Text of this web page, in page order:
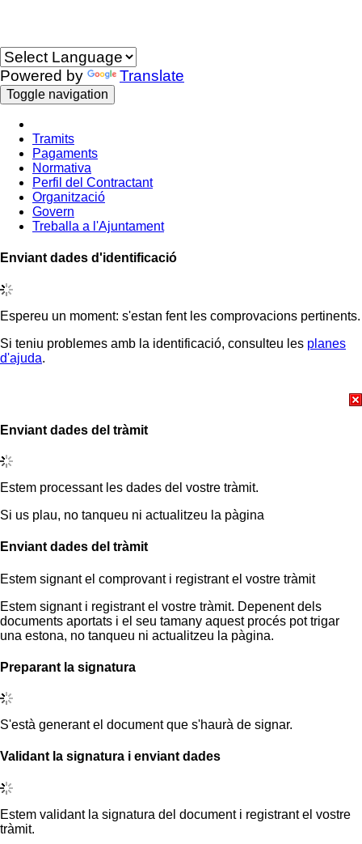
Powered by Translate
Toggle navigation
Tramits
Pagaments
Normativa
Perfil del Contractant
Organització
Govern
Treballa a l'Ajuntament
Enviant dades d'identificació
Espereu un moment: s'estan fent les comprovacions pertinents.
Si teniu problemes amb la identificació, consulteu les planes
d'ajuda.
Enviant dades del tràmit
Estem processant les dades del vostre tràmit.
Si us plau, no tanqueu ni actualitzeu la pàgina
Enviant dades del tràmit
Estem signant el comprovant i registrant el vostre tràmit
Estem signant i registrant el vostre tràmit. Depenent dels
documents aportats i el seu tamany aquest procés pot trigar
una estona, no tanqueu ni actualitzeu la pàgina.
Preparant la signatura
S'està generant el document que s'haurà de signar.
Validant la signatura i enviant dades
Estem validant la signatura del document i registrant el vostre
tràmit.